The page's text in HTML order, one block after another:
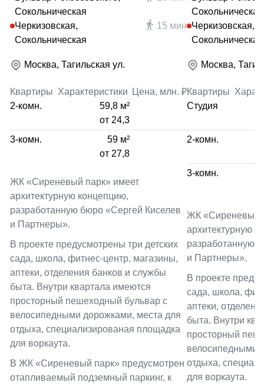
Сокольническая
Черкизовская,
Сокольническая
15 мин
Москва, Тагильская ул.
Квартиры Характеристики Цена, млн. ₽
2-комн.
59,8 м²
от 24,3
3-комн.
59 м²
от 27,8
ЖК «Сиреневый парк» имеет
архитектурную концепцию,
разработанную бюро «Сергей Киселев
и Партнеры».
В проекте предусмотрены три детских
сада, школа, фитнес-центр, магазины,
аптеки, отделения банков и службы
быта. Внутри квартала имеются
просторный пешеходный бульвар с
велосипедными дорожками, места для
отдыха, специализированая площадка
для воркаута.
В ЖК «Сиреневый парк» предусмотрен
отапливаемый подземный паркинг, к
Сокольническая
Черкизовская,
Сокольническая
Москва,
Квартиры
Студия
2-комн.
3-комн.
ЖК «Сиреневый
архитектурную
разработанную
и Партнеры».
В проекте
сада, школа,
аптеки,
быта. Внутри
просторный
велосипедными
отдыха,
для воркаута.